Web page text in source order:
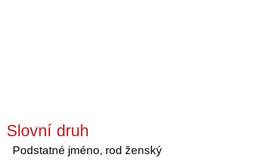
Slovní druh
Podstatné jméno, rod ženský